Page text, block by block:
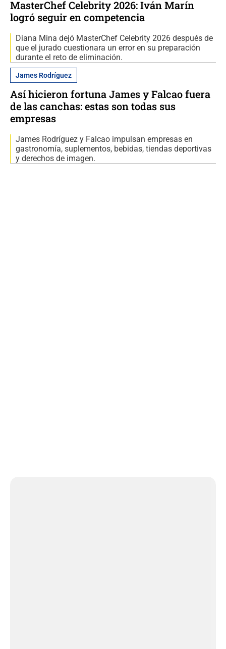
MasterChef Celebrity 2026: Iván Marín
logró seguir en competencia
Diana Mina dejó MasterChef Celebrity 2026 después de
que el jurado cuestionara un error en su preparación
durante el reto de eliminación.
James Rodríguez
Así hicieron fortuna James y Falcao fuera
de las canchas: estas son todas sus
empresas
James Rodríguez y Falcao impulsan empresas en
gastronomía, suplementos, bebidas, tiendas deportivas
y derechos de imagen.